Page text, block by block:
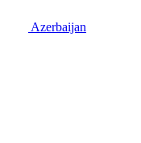
Azerbaijan